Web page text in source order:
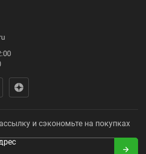
и сэкономьте на покупках